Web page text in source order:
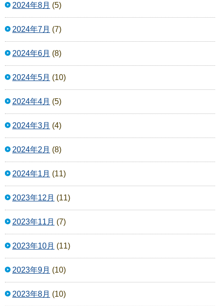
2024年8月 (5)
2024年7月 (7)
2024年6月 (8)
2024年5月 (10)
2024年4月 (5)
2024年3月 (4)
2024年2月 (8)
2024年1月 (11)
2023年12月 (11)
2023年11月 (7)
2023年10月 (11)
2023年9月 (10)
2023年8月 (10)